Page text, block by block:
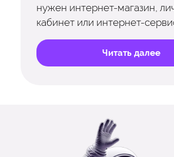
нужен интернет-магазин,
кабинет или интернет-
Читать далее